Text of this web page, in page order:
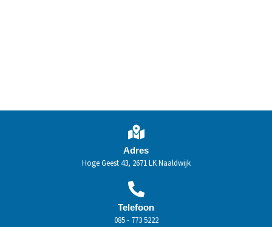
Adres
Hoge Geest 43, 2671 LK Naaldwijk
Telefoon
085 - 773 5222